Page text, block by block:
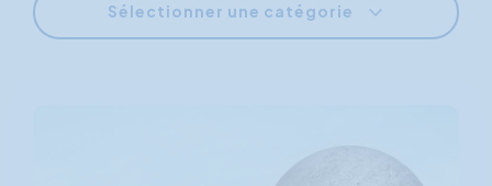
Sélectionner une catégorie